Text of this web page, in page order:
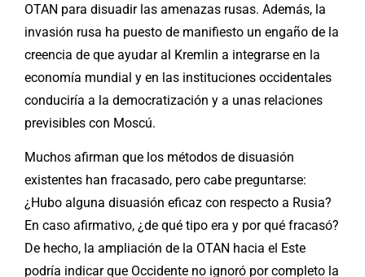
OTAN para disuadir las amenazas rusas. Además, la
invasión rusa ha puesto de manifiesto un engaño de la
creencia de que ayudar al Kremlin a integrarse en la
economía mundial y en las instituciones occidentales
conduciría a la democratización y a unas relaciones
previsibles con Moscú.
Muchos afirman que los métodos de disuasión
existentes han fracasado, pero cabe preguntarse:
¿Hubo alguna disuasión eficaz con respecto a Rusia?
En caso afirmativo, ¿de qué tipo era y por qué fracasó?
De hecho, la ampliación de la OTAN hacia el Este
podría indicar que Occidente no ignoró por completo la